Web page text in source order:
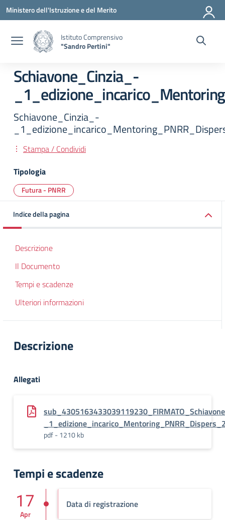
Vai ai contenuti
Vai al menu di navigazione
Vai al footer
Ministero dell'Istruzione e del Merito
Istituto Comprensivo
"Sandro Pertini"
Schiavone_Cinzia_-
Schiavone_Cinzia_-
Stampa / Condividi
Tipologia
Futura - PNRR
Indice della pagina
Descrizione
Il Documento
Tempi e scadenze
Ulteriori informazioni
Descrizione
Allegati
pdf - 1210 kb
Tempi e scadenze
Data di registrazione
17
Apr